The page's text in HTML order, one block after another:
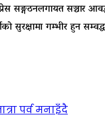
सङ्गठनलगायत सञ्चार
सुरक्षामा गम्भीर हुन
पर्व मनाइँदै